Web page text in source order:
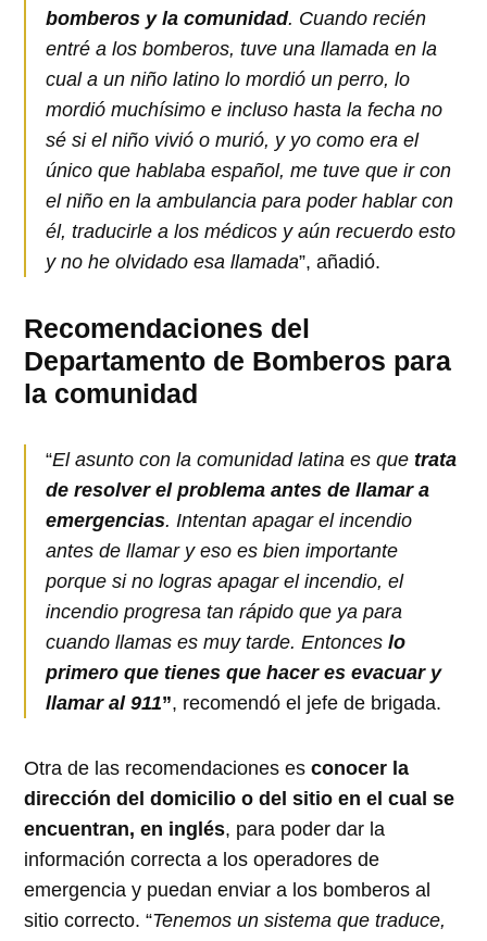
bomberos y la comunidad. Cuando recién
entré a los bomberos, tuve una llamada en la
cual a un niño latino lo mordió un perro, lo
mordió muchísimo e incluso hasta la fecha no
sé si el niño vivió o murió, y yo como era el
único que hablaba español, me tuve que ir con
el niño en la ambulancia para poder hablar con
él, traducirle a los médicos y aún recuerdo esto
y no he olvidado esa llamada”, añadió.
Recomendaciones del
Departamento de Bomberos para
la comunidad
“El asunto con la comunidad latina es quetrata
de resolver el problema antes de llamar a
emergencias. Intentan apagar el incendio
antes de llamar y eso es bien importante
porque si no logras apagar el incendio, el
incendio progresa tan rápido que ya para
cuando llamas es muy tarde. Entonceslo
primero que tienes que hacer es evacuar y
llamar al 911”, recomendó el jefe de brigada.
Otra de las recomendaciones esconocer la
dirección del domicilio o del sitio en el cual se
encuentran, en inglés, para poder dar la
información correcta a los operadores de
emergencia y puedan enviar a los bomberos al
sitio correcto. “Tenemos un sistema que traduce,